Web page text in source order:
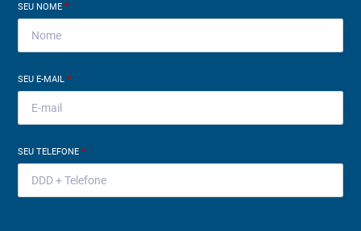
SEU NOME*
SEU E-MAIL*
SEU TELEFONE*